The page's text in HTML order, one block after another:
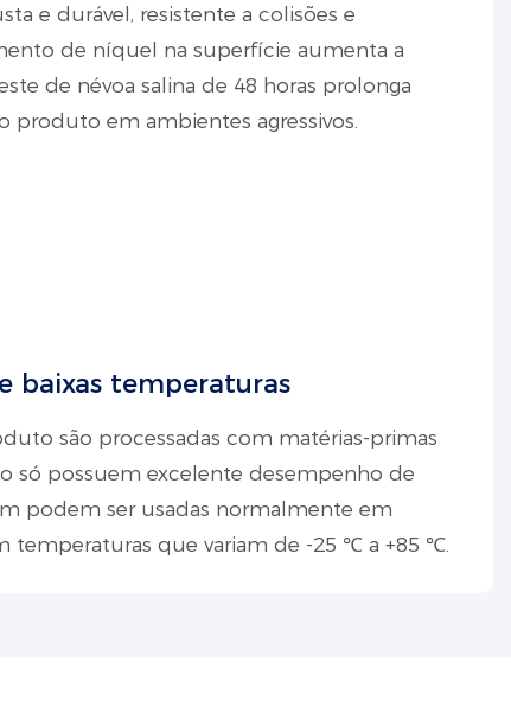
e durável, resistente a colisões e
de níquel na superfície aumenta a
de névoa salina de 48 horas prolonga
produto em ambientes agressivos.
baixas temperaturas
são processadas com matérias-primas
só possuem excelente desempenho de
podem ser usadas normalmente em
temperaturas que variam de -25 ℃ a +85 ℃.